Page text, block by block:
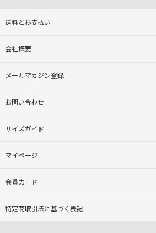
送料とお支払い
会社概要
メールマガジン登録
お問い合わせ
サイズガイド
マイページ
会員カード
特定商取引法に基づく表記